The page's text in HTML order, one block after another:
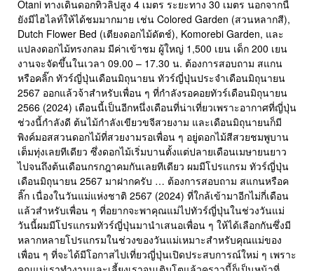
Otani ทางเดินดอกทิวลิปสูง 4 เมตร ระยะทาง 30 เมตร นอกจากนี้
ยังมีไฮไลท์ให้ได้ชมมากมาย เช่น Colored Garden (สวนหลากสี),
Dutch Flower Bed (เตียงดอกไม้ดัตช์), Komorebi Garden, และ
แปลงดอกไม้ทรงกลม มีค่าเข้าชม ผู้ใหญ่ 1,500 เยน เด็ก 200 เยน
งานจะจัดขึ้นในเวลา 09.00 – 17.30 น. ต้องการสอบถาม สแกน
หรือคลิ๊ก ทัวร์ญี่ปุ่นเดือนมิถุนายน ทัวร์ญี่ปุ่นประจำเดือนมิถุนายน
2567 ออกแล้วจ้าสำหรับเพื่อน ๆ ที่กำลังรอคอยทัวร์เดือนมิถุนายน
2566 (2024) เดือนนี้เป็นอีกหนึ่งเดือนที่น่าเที่ยวเพราะอากาศที่ญี่ปุ่น
ช่วงนี้กำลังดี ต้นไม้กำลังเขียวขจีสวยงาม และเดือนมิถุนายนก็มี
พิงค์มอสสวนดอกไม้ที่สวยงามรอเพื่อน ๆ อยู่ดอกไม้สีสวยชมพูบาน
เต็มทุ่งเลยทีเดียว ซึ่งดอกไม้เริ่มบานตั้งแต่ปลายเดือนเมษายนยาว
ไปจนถึงต้นเดือนกรกฎาคมกันเลยทีเดียว ผมมีโปรแกรม ทัวร์ญี่ปุ่น
เดือนมิถุนายน 2567 มาฝากครับ … ต้องการสอบถาม สแกนหรือค
ลิ๊ก เนื่องในวันแม่แห่งชาติ 2567 (2024) ที่ใกล้เข้ามาอีกไม่กี่เดือน
แล้วสำหรับเพื่อน ๆ ที่อยากจะพาคุณแม่ไปทัวร์ญี่ปุ่นในช่วงวันแม่
วันนี้ผมมีโปรแกรมทัวร์ญี่ปุ่นมานำเสนอเพื่อน ๆ ให้ได้เลือกกันซึ่งมี
หลากหลายโปรแกรมในช่วงของวันแม่เหมาะสำหรับคุณแม่ของ
เพื่อน ๆ ที่จะได้มีโอกาสไปเที่ยวญี่ปุ่นเปิดประสบการณ์ใหม่ ๆ เพราะ